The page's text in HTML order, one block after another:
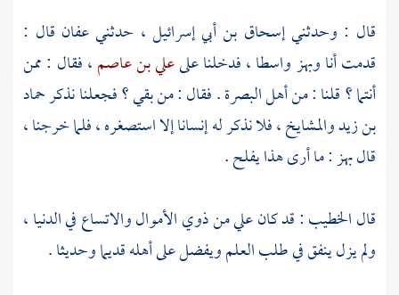
قال : وحدثنيإسحاق بن أبي إسرائيل ، حدثنيعفان قال :
قدمت أناوبهزواسطا ، فدخلنا علىعلي بن عاصم، فقال : ممن
أنتما ؟ قلنا : منأهلالبصرة. فقال : من بقي ؟ فجعلنا نذكرحماد
بن زيدوالمشايخ ، فلا نذكر له إنسانا إلا استصغره ، فلما خرجنا ،
قالبهز: ما أرى هذا يفلح .
قالالخطيب: قد كان علي من ذوي الأموال والاتساع في الدنيا ،
ولم يزل ينفق في طلب العلم ويفضل على أهله قديما وحديثا .